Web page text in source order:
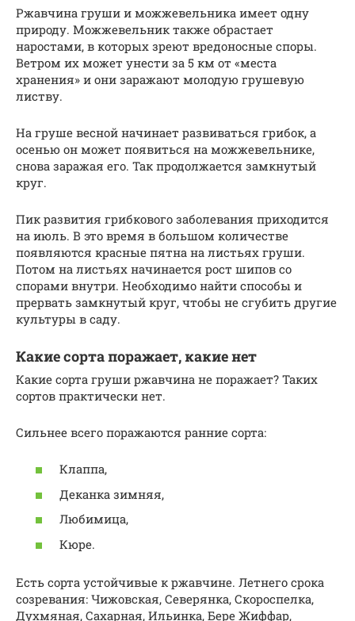
Ржавчина груши и можжевельника имеет одну
природу. Можжевельник также обрастает
наростами, в которых зреют вредоносные споры.
Ветром их может унести за 5 км от «места
хранения» и они заражают молодую грушевую
листву.
На груше весной начинает развиваться грибок, а
осенью он может появиться на можжевельнике,
снова заражая его. Так продолжается замкнутый
круг.
Пик развития грибкового заболевания приходится
на июль. В это время в большом количестве
появляются красные пятна на листьях груши.
Потом на листьях начинается рост шипов со
спорами внутри. Необходимо найти способы и
прервать замкнутый круг, чтобы не сгубить другие
культуры в саду.
Какие сорта поражает, какие нет
Какие сорта груши ржавчина не поражает? Таких
сортов практически нет.
Сильнее всего поражаются ранние сорта:
Клаппа,
Деканка зимняя,
Любимица,
Кюре.
Есть сорта устойчивые к ржавчине. Летнего срока
созревания: Чижовская, Северянка, Скороспелка,
Духмяная, Сахарная, Ильинка, Бере Жиффар,